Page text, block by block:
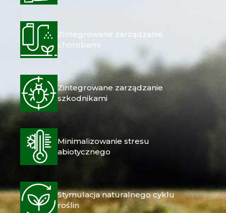
Zintegrowane zarządzanie
chorobami
Zintegrowane zarządzanie
szkodnikami
Minimalizowanie stresu
abiotycznego
Stymulacja naturalnego cyklu
roślin